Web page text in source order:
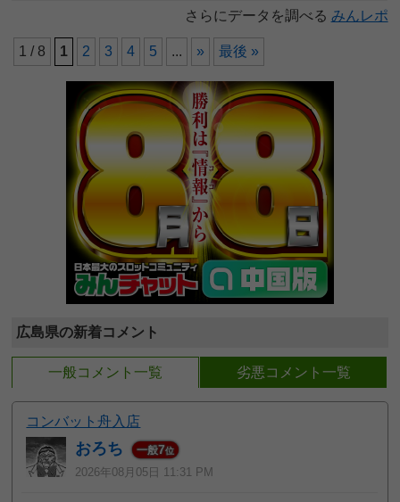
さらにデータを調べる みんレポ
1 / 8 1 2 3 4 5 ... » 最後 »
広島県の新着コメント
一般コメント一覧 劣悪コメント一覧
コンバット舟入店
おろち 一般7位
2026年08月05日 11:31 PM